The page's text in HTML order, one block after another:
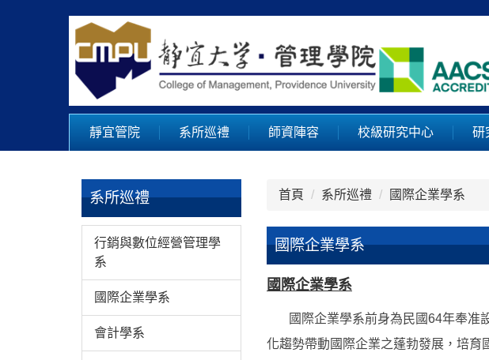
靜宜管院 系所巡禮 師資陣容 校級研究中心 研
系所巡禮
行銷與數位經營管理學
系
國際企業學系
會計學系
首頁 系所巡禮 國際企業學系
國際企業學系
國際企業學系
國際企業學系前身為民國64年奉准
化趨勢帶動國際企業之蓬勃發展，培育